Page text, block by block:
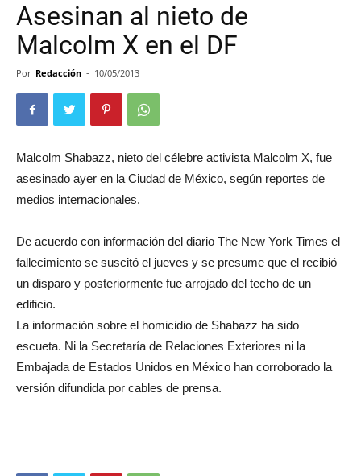
Asesinan al nieto de
Malcolm X en el DF
Por Redacción - 10/05/2013
Malcolm Shabazz, nieto del célebre activista Malcolm X, fue
asesinado ayer en la Ciudad de México, según reportes de
medios internacionales.
De acuerdo con información del diario The New York Times el
fallecimiento se suscitó el jueves y se presume que el recibió
un disparo y posteriormente fue arrojado del techo de un
edificio.
La información sobre el homicidio de Shabazz ha sido
escueta. Ni la Secretaría de Relaciones Exteriores ni la
Embajada de Estados Unidos en México han corroborado la
versión difundida por cables de prensa.